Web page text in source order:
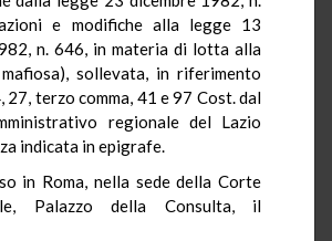
e modifiche alla legge 13
n. 646, in materia di lotta alla
mafiosa), sollevata, in riferimento
27, terzo comma, 41 e 97 Cost. dal
regionale del Lazio
indicata in epigrafe.
in Roma, nella sede della Corte
Palazzo della Consulta, il